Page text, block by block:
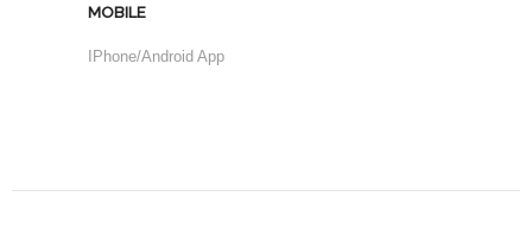
MOBILE
IPhone/Android App